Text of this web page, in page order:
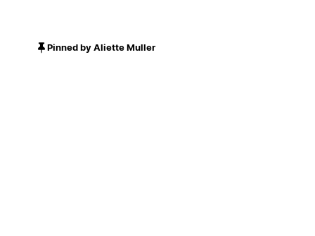
Pinned by Aliette Muller